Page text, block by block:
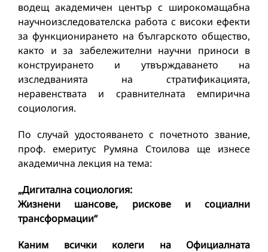
водещ академичен център с широкомащабна
научноизследователска работа с високи ефекти
за функционирането на българското общество,
както и за забележителни научни приноси в
конструирането и утвърждаването на
изследванията на стратификацията,
неравенствата и сравнителната емпирична
социология.
По случай удостояването с почетното звание,
проф. емеритус Румяна Стоилова ще изнесе
академична лекция на тема:
„Дигитална социология:
Жизнени шансове, рискове и социални
трансформации“
Каним всички колеги на Официалната